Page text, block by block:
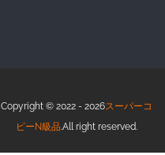
Copyright © 2022 - 2026スーパーコ
ピーN級品.All right reserved.